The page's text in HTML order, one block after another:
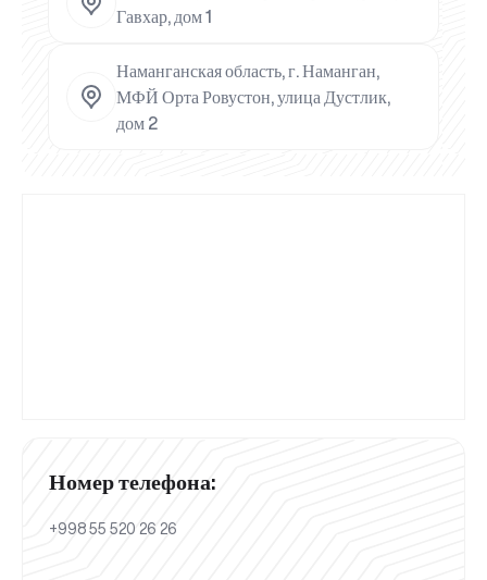
Гавхар, дом 1
Наманганская область, г. Наманган,
МФЙ Орта Ровустон, улица Дустлик,
дом 2
Номер телефона:
+998 55 520 26 26